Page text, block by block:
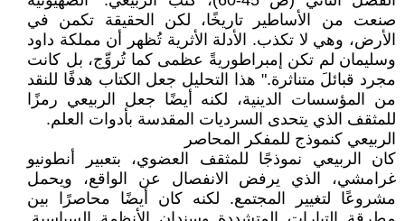
صنعت من الأساطير تاريخًا، لكن الحقيقة تكمن في
الأرض، وهي لا تكذب. الأدلة الأثرية تُظهر أن مملكة داود
وسليمان لم تكن إمبراطوريةً عظمى كما تُروِّج، بل كانت
مجرد قبائلَ متناثرة." هذا التحليل جعل الكتاب هدفًا للنقد
من المؤسسات الدينية، لكنه أيضًا جعل الربيعي رمزًا
للمثقف الذي يتحدى السرديات المقدسة بأدوات العلم.
الربيعي كنموذج للمفكر المحاصر
كان الربيعي نموذجًا للمثقف العضوي، بتعبير أنطونيو
غرامشي، الذي يرفض الانفصال عن الواقع، ويحمل
مشروعًا لتغيير المجتمع. لكنه كان أيضًا محاصرًا بين